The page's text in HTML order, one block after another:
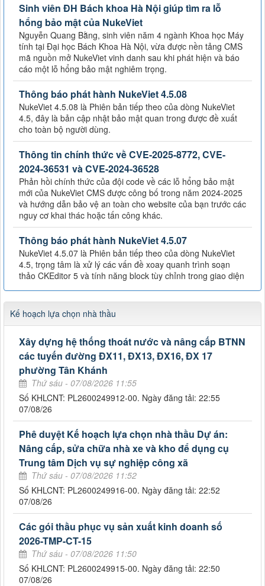
Sinh viên ĐH Bách khoa Hà Nội giúp tìm ra lỗ
hổng bảo mật của NukeViet
Nguyễn Quang Bằng, sinh viên năm 4 ngành Khoa học Máy
tính tại Đại học Bách Khoa Hà Nội, vừa được nền tảng CMS
mã nguồn mở NukeViet vinh danh sau khi phát hiện và báo
cáo một lỗ hổng bảo mật nghiêm trọng.
Thông báo phát hành NukeViet 4.5.08
NukeViet 4.5.08 là Phiên bản tiếp theo của dòng NukeViet
4.5, đây là bản cập nhật bảo mật quan trong được đề xuất
cho toàn bộ người dùng.
Thông tin chính thức về CVE-2025-8772, CVE-
2024-36531 và CVE-2024-36528
Phản hồi chính thức của đội code về các lỗ hổng bảo mật
mới của NukeViet CMS được công bố trong năm 2024-2025
và hướng dẫn bảo vệ an toàn cho website của bạn trước các
nguy cơ khai thác hoặc tấn công khác.
Thông báo phát hành NukeViet 4.5.07
NukeViet 4.5.07 là Phiên bản tiếp theo của dòng NukeViet
4.5, trọng tâm là xử lý các vấn đề xoay quanh trình soạn
thảo CKEditor 5 và tính năng block tùy chỉnh trong giao diện
Kế hoạch lựa chọn nhà thầu
Xây dựng hệ thống thoát nước và nâng cấp BTNN
các tuyến đường ĐX11, ĐX13, ĐX16, ĐX 17
phường Tân Khánh
Thứ sáu - 07/08/2026 11:55
Số KHLCNT: PL2600249912-00. Ngày đăng tải: 22:55
07/08/26
Phê duyệt Kế hoạch lựa chọn nhà thầu Dự án:
Nâng cấp, sửa chữa nhà xe và kho để dụng cụ
Trung tâm Dịch vụ sự nghiệp công xã
Thứ sáu - 07/08/2026 11:52
Số KHLCNT: PL2600249916-00. Ngày đăng tải: 22:52
07/08/26
Các gói thầu phục vụ sản xuất kinh doanh số
2026-TMP-CT-15
Thứ sáu - 07/08/2026 11:50
Số KHLCNT: PL2600249915-00. Ngày đăng tải: 22:50
07/08/26